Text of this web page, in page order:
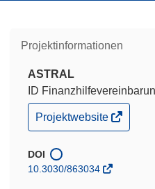
Projektinformationen
ASTRAL
ID
(öffnet
in
Fenster)
Projektwebsite
DOI
10.3030/863034